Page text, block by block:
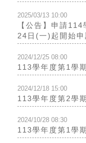
2025/03/13 10:00
【公告】申請
24日(一)起開始申
2024/12/25 08:00
113學年度第1學
2024/12/18 15:00
113學年度第2學
2024/10/28 08:30
113學年度第1學